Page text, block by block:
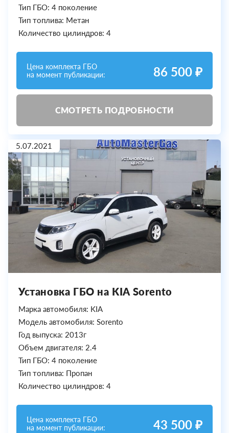
Тип ГБО: 4 поколение
Тип топлива: Метан
Количество цилиндров: 4
Цена комплекта ГБО
на момент публикации:
86 500 ₽
СМОТРЕТЬ ПОДРОБНОСТИ
5.07.2021
Установка ГБО на KIA Sorento
Марка автомобиля: KIA
Модель автомобиля: Sorento
Год выпуска: 2013г
Объем двигателя: 2.4
Тип ГБО: 4 поколение
Тип топлива: Пропан
Количество цилиндров: 4
Цена комплекта ГБО
на момент публикации:
43 500 ₽